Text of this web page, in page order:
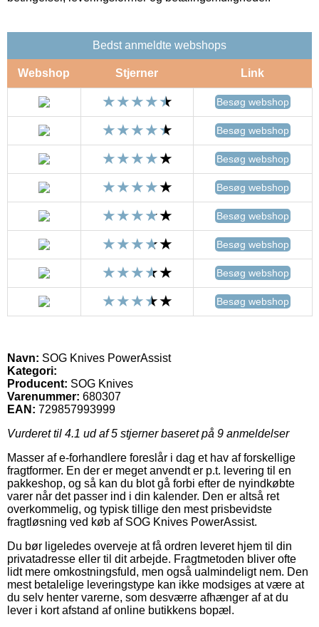
Bedst anmeldte webshops
Webshop Stjerner Link
Besøg webshop
Besøg webshop
Besøg webshop
Besøg webshop
Besøg webshop
Besøg webshop
Besøg webshop
Besøg webshop
Navn: SOG Knives PowerAssist
Kategori:
Producent: SOG Knives
Varenummer: 680307
EAN: 729857993999
Vurderet til 4.1 ud af 5 stjerner baseret på 9 anmeldelser
Masser af e-forhandlere foreslår i dag et hav af forskellige
fragtformer. En der er meget anvendt er p.t. levering til en
pakkeshop, og så kan du blot gå forbi efter de nyindkøbte
varer når det passer ind i din kalender. Den er altså ret
overkommelig, og typisk tillige den mest prisbevidste
fragtløsning ved køb af SOG Knives PowerAssist.
Du bør ligeledes overveje at få ordren leveret hjem til din
privatadresse eller til dit arbejde. Fragtmetoden bliver ofte
lidt mere omkostningsfuld, men også ualmindeligt nem. Den
mest betalelige leveringstype kan ikke modsiges at være at
du selv henter varerne, som desværre afhænger af at du
lever i kort afstand af online butikkens bopæl.